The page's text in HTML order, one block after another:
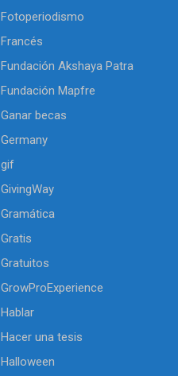
Fotoperiodismo
Francés
Fundación Akshaya Patra
Fundación Mapfre
Ganar becas
Germany
gif
GivingWay
Gramática
Gratis
Gratuitos
GrowProExperience
Hablar
Hacer una tesis
Halloween